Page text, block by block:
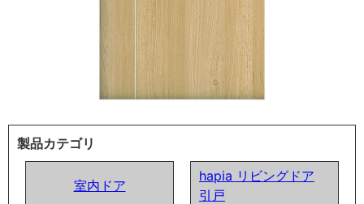
製品カテゴリ
室内ドア
hapia リビングドア
引戸